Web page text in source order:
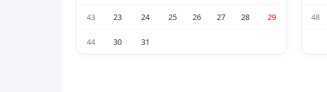
43 23 24 25 26 27 28 29
44 30 31
48